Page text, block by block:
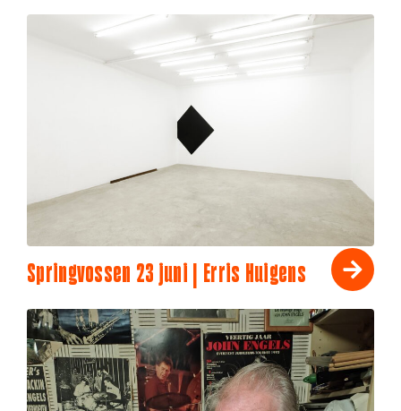
Springvossen 23 juni | Erris Huigens